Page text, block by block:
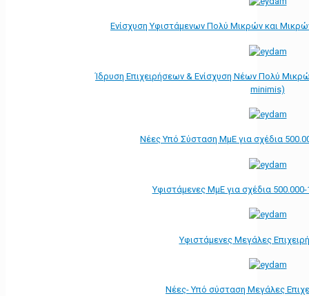
Ενίσχυση Υφιστάμενων Πολύ Μικρών και
Ίδρυση Επιχειρήσεων & Ενίσχυση Νέων Πολύ
minimis)
Νέες Υπό Σύσταση ΜμΕ για σχέδια
Υφιστάμενες ΜμΕ για σχέδια
Υφιστάμενες Μεγάλες
Νέες- Υπό σύσταση Μεγάλες